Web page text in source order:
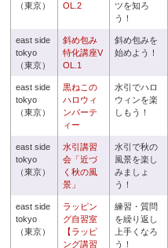
（東京）
OL.2
ツを知ろ
う！
east side
tokyo
（東京）
斜め包み
特化講座V
OL.1
斜め包みを
始めよう！
east side
tokyo
（東京）
黒ねこの
ハロウィ
ンパーテ
ィー
水引でハロ
ウィンを楽
しもう！
east side
tokyo
（東京）
水引講習
会「近づ
く秋の風
景」
水引で秋の
風景を楽し
みましょ
う！
east side
tokyo
（東京）
ラッピン
グ自習室
【ラッピ
ング講習
練習・質問
を繰り返し
上手くなろ
う！